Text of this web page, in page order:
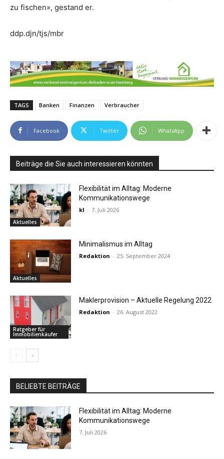
zu fischen», gestand er.
ddp.djn/tjs/mbr
TAGS Banken Finanzen Verbraucher
Facebook Twitter WhatsApp
Beiträge die Sie auch interessieren könnten
Aktuelles
Flexibilität im Alltag: Moderne
Kommunikationswege
kl - 7. Juli 2026
Aktuelles
Minimalismus im Alltag
Redaktion - 25. September 2024
Ratgeber für
Immobilienkäufer
Maklerprovision – Aktuelle Regelung 2022
Redaktion - 26. August 2022
BELIEBTE BEITRÄGE
Flexibilität im Alltag: Moderne
Kommunikationswege
7. Juli 2026